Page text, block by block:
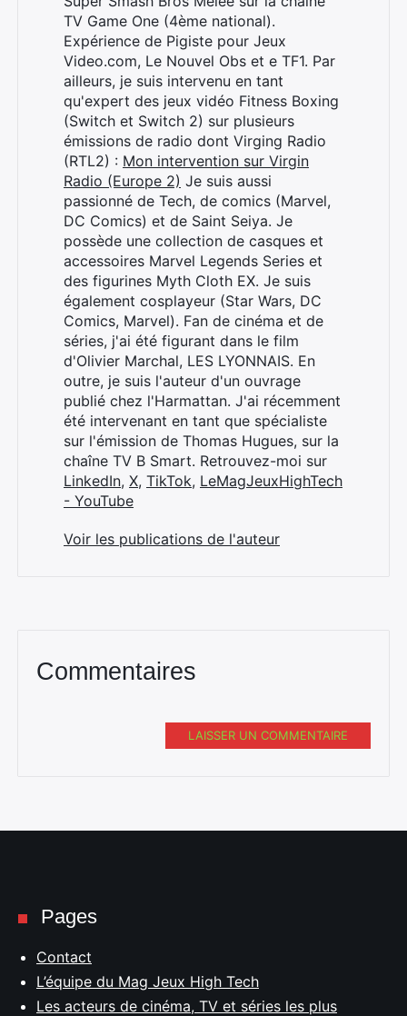
TV Game One (4ème national).
Expérience de Pigiste pour Jeux
Video.com, Le Nouvel Obs et e TF1. Par
ailleurs, je suis intervenu en tant
qu'expert des jeux vidéo Fitness Boxing
(Switch et Switch 2) sur plusieurs
émissions de radio dont Virging Radio
(RTL2) : Mon intervention sur Virgin
Radio (Europe 2) Je suis aussi
passionné de Tech, de comics (Marvel,
DC Comics) et de Saint Seiya. Je
possède une collection de casques et
accessoires Marvel Legends Series et
des figurines Myth Cloth EX. Je suis
également cosplayeur (Star Wars, DC
Comics, Marvel). Fan de cinéma et de
séries, j'ai été figurant dans le film
d'Olivier Marchal, LES LYONNAIS. En
outre, je suis l'auteur d'un ouvrage
publié chez l'Harmattan. J'ai récemment
été intervenant en tant que spécialiste
sur l'émission de Thomas Hugues, sur la
chaîne TV B Smart. Retrouvez-moi sur
LinkedIn, X, TikTok, LeMagJeuxHighTech
- YouTube
Voir les publications de l'auteur
Commentaires
LAISSER UN COMMENTAIRE
Pages
Contact
L’équipe du Mag Jeux High Tech
Les acteurs de cinéma, TV et séries les plus
Rechercher
: